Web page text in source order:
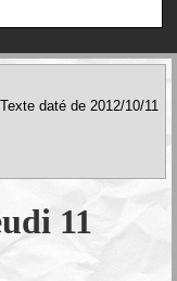
Texte daté de 2012/10/11
11